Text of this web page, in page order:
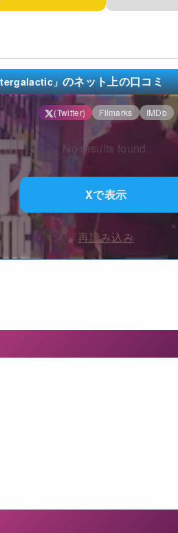
」のネット上の口コミ
(Twitter) Filmarks IMDb
No results found.
Xで表示
再読み込み